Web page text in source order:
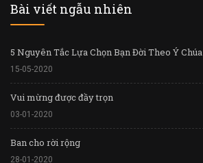
Bài viết ngẫu nhiên
5 Nguyên Tắc Lựa Chọn Bạn Đời Theo Ý Chúa
15-05-2020
Vui mừng được đầy trọn
03-01-2020
Ban cho rời rộng
28-01-2020